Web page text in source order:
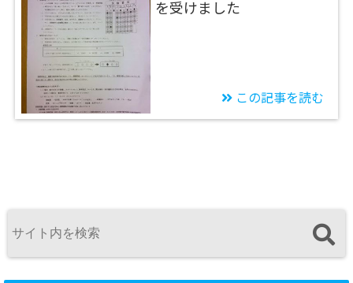
を受けました
この記事を読む